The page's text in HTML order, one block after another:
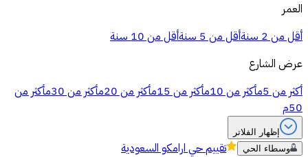
العمر
أقل من 2 سنة
أقل من 5 سنة
أقل من 10 سنة
عرض الشارع
أكثر من 5م
أكثر من 10م أكثر من 15م أكثر من 20م أكثر من 30م
أكثر من
50م
إظهار الفلاتر
وسطاء الحي
تقييمحي ارامكو السعودية